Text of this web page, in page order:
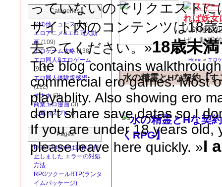
スマ
れば妖女
人外娘に
ば、魅惑
Home » エロ
水の精霊とHな契約【す
Categories
その他ニュース(29)
エロアニメ&エロ同人動
画(109)
エロゲーム攻略(138)
エロ同人&エロゲーム
(915)
エロ同人体験版感想
(112)
オナホ (2)
商業エロ漫画(3)
実写コスプレ(2)
Pages
RGSS Playerは動作を停
止しました エラーの対処
方法
RPGツクールRTP(ランタ
イムパッケージ)
っていないのでリクエスト
サイト内のコンテンツは18
去ってください。»18歳未
The blog contains
commercial ero games. Most
playablity. Also showing ero
don't share save datas so I
If you are under 18 years old,
please leave here quickly. »I